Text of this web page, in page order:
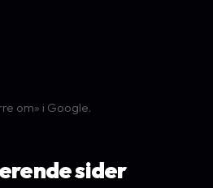
om» i Google.
sider